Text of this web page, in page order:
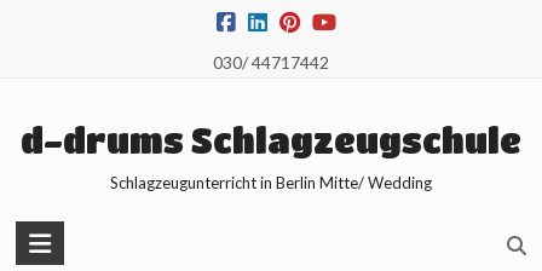
030/ 44717442
d-drums Schlagzeugschule
Schlagzeugunterricht in Berlin Mitte/ Wedding